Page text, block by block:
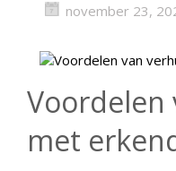
november 23,
Voordelen
met